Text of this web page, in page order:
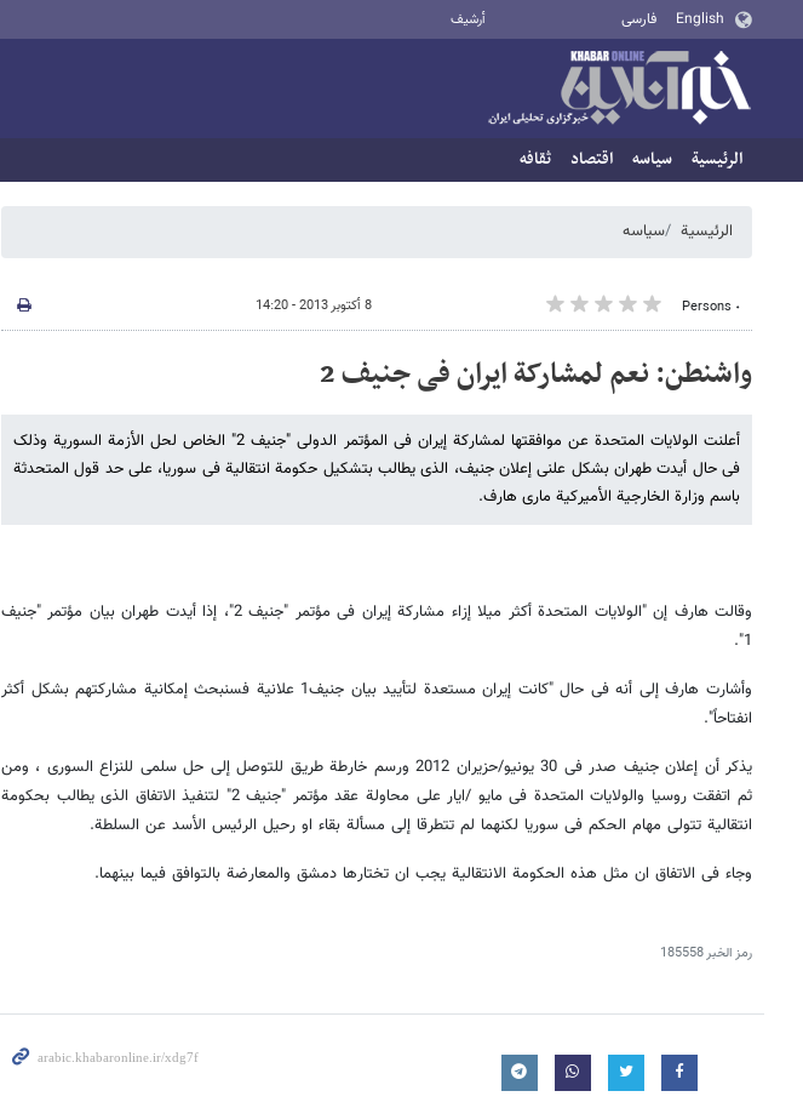
English فارسی أرشيف
الرئيسية سیاسه اقتصاد ثقافه
الرئيسية سیاسه
٠ Persons 8 أكتوبر 2013 - 14:20
واشنطن: نعم لمشارکة ایران فی جنیف 2
أعلنت الولایات المتحدة عن موافقتها لمشارکة إیران فی المؤتمر الدولی "جنیف 2" الخاص لحل الأزمة السوریة وذلک
فی حال أیدت طهران بشکل علنی إعلان جنیف، الذی یطالب بتشکیل حکومة انتقالیة فی سوریا، على حد قول المتحدثة
باسم وزارة الخارجیة الأمیرکیة ماری هارف.
وقالت هارف إن "الولایات المتحدة أکثر میلا إزاء مشارکة إیران فی مؤتمر "جنیف 2"، إذا أیدت طهران بیان مؤتمر "جنیف
1".
وأشارت هارف إلى أنه فی حال "کانت إیران مستعدة لتأیید بیان جنیف1 علانیة فسنبحث إمکانیة مشارکتهم بشکل أکثر
انفتاحاً".
یذکر أن إعلان جنیف صدر فی 30 یونیو/حزیران 2012 ورسم خارطة طریق للتوصل إلى حل سلمی للنزاع السوری ، ومن
ثم اتفقت روسیا والولایات المتحدة فی مایو /ایار على محاولة عقد مؤتمر "جنیف 2" لتنفیذ الاتفاق الذی یطالب بحکومة
انتقالیة تتولى مهام الحکم فی سوریا لکنهما لم تتطرقا إلى مسألة بقاء او رحیل الرئیس الأسد عن السلطة.
وجاء فی الاتفاق ان مثل هذه الحکومة الانتقالیة یجب ان تختارها دمشق والمعارضة بالتوافق فیما بینهما.
رمز الخبر185558